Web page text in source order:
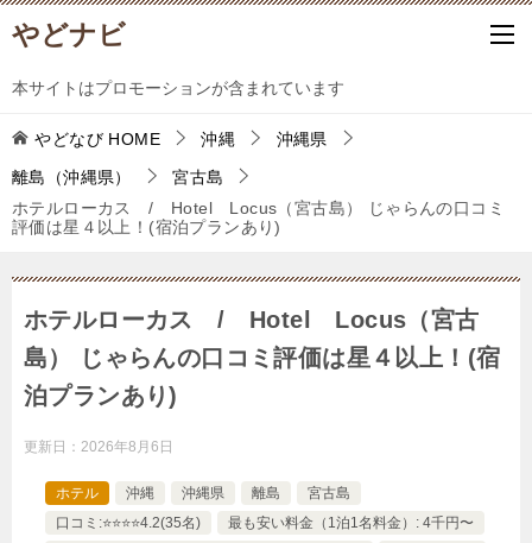
やどナビ
本サイトはプロモーションが含まれています
やどなび HOME 沖縄
沖縄県
離島（沖縄県）
宮古島
ホテルローカス / Hotel Locus（宮古島） じゃらんの口コミ
評価は星４以上！(宿泊プランあり)
ホテルローカス / Hotel Locus（宮古
島） じゃらんの口コミ評価は星４以上！(宿
泊プランあり)
更新日： 2026年8月6日
ホテル 沖縄 沖縄県 離島
宮古島
口コミ:⭐️⭐️⭐️⭐️4.2(35名)
最も安い料金（1泊1名料金）: 4千円〜